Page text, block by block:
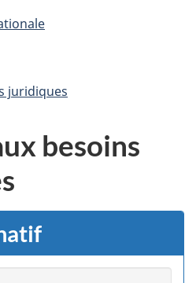
juridiques
besoins